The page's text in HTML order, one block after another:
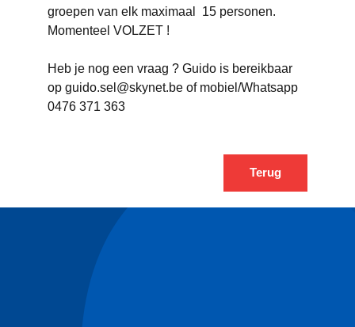
groepen van elk maximaal 15 personen.
Momenteel VOLZET !
Heb je nog een vraag ? Guido is bereikbaar
op guido.sel@skynet.be of mobiel/Whatsapp
0476 371 363
Terug